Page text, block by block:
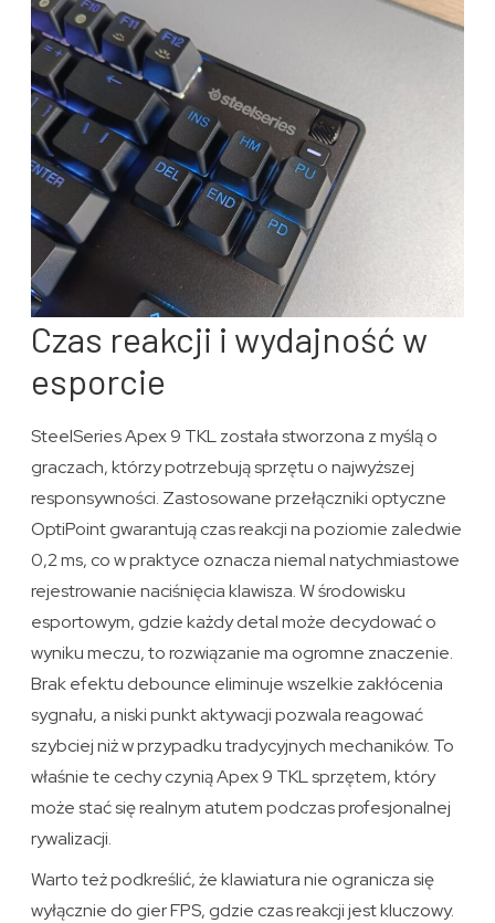
Czas reakcji i wydajność w
esporcie
SteelSeries Apex 9 TKL została stworzona z myślą o
graczach, którzy potrzebują sprzętu o najwyższej
responsywności. Zastosowane przełączniki optyczne
OptiPoint gwarantują czas reakcji na poziomie zaledwie
0,2 ms, co w praktyce oznacza niemal natychmiastowe
rejestrowanie naciśnięcia klawisza. W środowisku
esportowym, gdzie każdy detal może decydować o
wyniku meczu, to rozwiązanie ma ogromne znaczenie.
Brak efektu debounce eliminuje wszelkie zakłócenia
sygnału, a niski punkt aktywacji pozwala reagować
szybciej niż w przypadku tradycyjnych mechaników. To
właśnie te cechy czynią Apex 9 TKL sprzętem, który
może stać się realnym atutem podczas profesjonalnej
rywalizacji.
Warto też podkreślić, że klawiatura nie ogranicza się
wyłącznie do gier FPS, gdzie czas reakcji jest kluczowy.